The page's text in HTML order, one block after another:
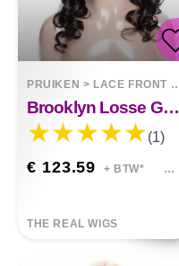
PRUIKEN > LACE FRONT WIGS
Brooklyn Losse Golf Mensenhaar Front Lace Pruik
(1)
€ 123.59 + BTW*
THE REAL WIGS